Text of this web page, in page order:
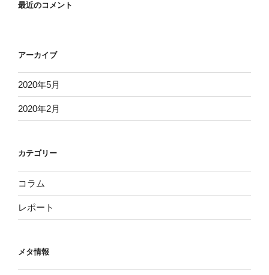
最近のコメント
アーカイブ
2020年5月
2020年2月
カテゴリー
コラム
レポート
メタ情報